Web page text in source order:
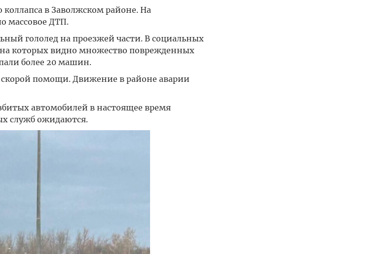
коллапса в Заволжском районе. На
массовое ДТП.
гололед на проезжей части. В социальных
которых видно множество поврежденных
более 20 машин.
помощи. Движение в районе аварии
автомобилей в настоящее время
служб ожидаются.